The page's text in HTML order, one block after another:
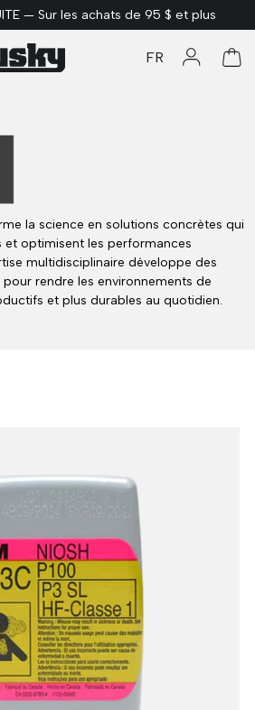
— Sur les achats de 95 $ et plus
FR Se
la science en solutions concrètes qui
et optimisent les performances
multidisciplinaire développe des
rendre les environnements de
et plus durables au quotidien.